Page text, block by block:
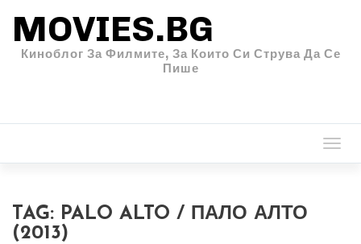
MOVIES.BG
Киноблог За Филмите, За Които Си Струва Да Се
Пише
TAG: PALO ALTO / ПАЛО АЛТО
(2013)